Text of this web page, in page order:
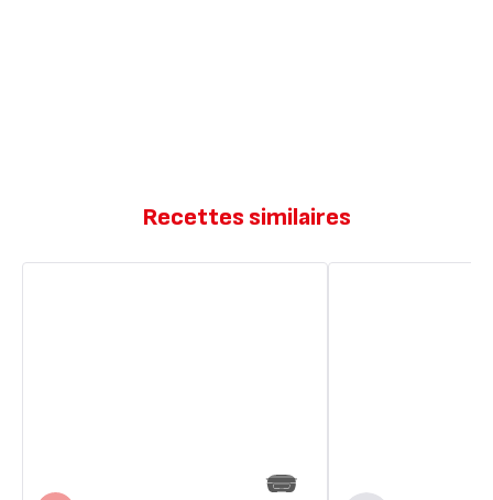
Recettes similaires